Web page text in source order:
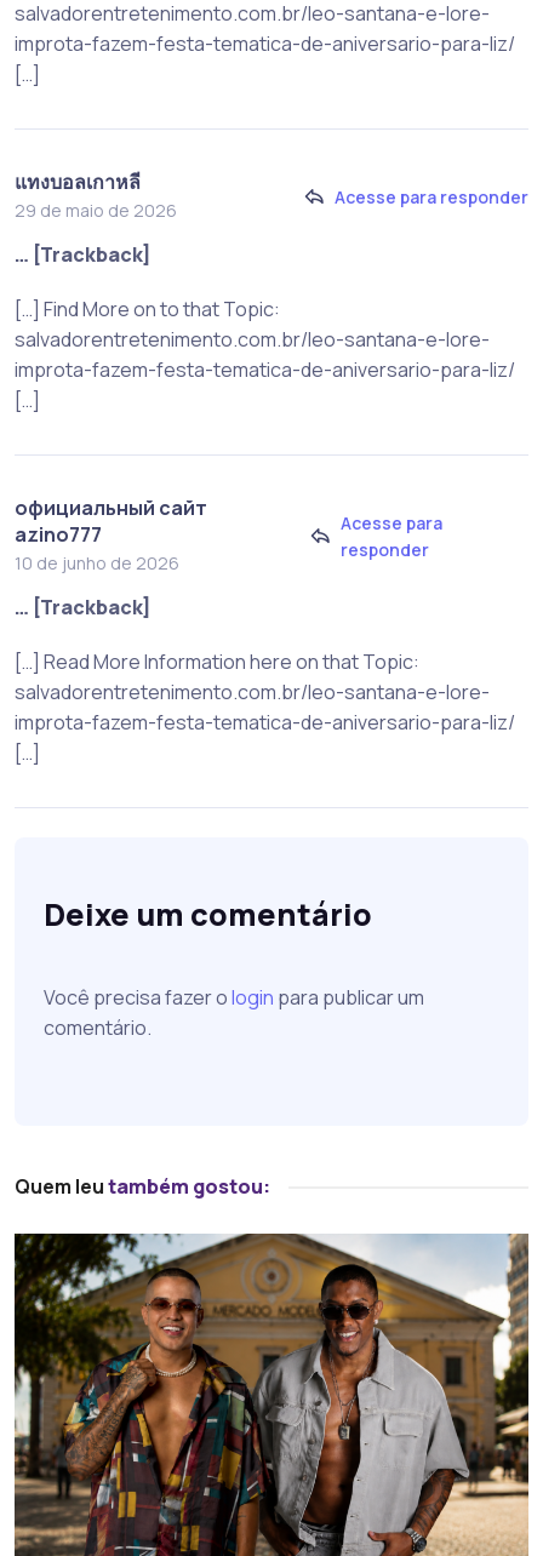
salvadorentretenimento.com.br/leo-santana-e-lore-
improta-fazem-festa-tematica-de-aniversario-para-liz/
[…]
แทงบอลเกาหลี
29 de maio de 2026
Acesse para responder
… [Trackback]
[…] Find More on to that Topic:
salvadorentretenimento.com.br/leo-santana-e-lore-
improta-fazem-festa-tematica-de-aniversario-para-liz/
[…]
официальный сайт
azino777
10 de junho de 2026
Acesse para
responder
… [Trackback]
[…] Read More Information here on that Topic:
salvadorentretenimento.com.br/leo-santana-e-lore-
improta-fazem-festa-tematica-de-aniversario-para-liz/
[…]
Deixe um comentário
Você precisa fazer ologin para publicar um
comentário.
Quem leutambém gostou: